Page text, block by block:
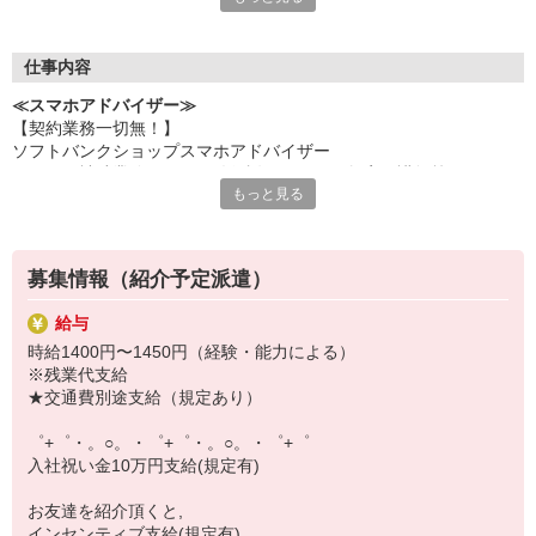
優しい人間関係がある場所ばかり！
【選べるお仕事いろいろ】
￣￣￣￣￣￣￣￣￣￣￣
事務、経理、データ入力、コールセンター、受付
機械/食品製造・梱包・仕分け・加工・組立・検査
▼美容系
眉毛サロンのアイブロウ・ネイリスト・エステ
▼営業・販売
法人営業・アパレル販売・個別指導塾・人材紹介
▼人気案件も多数♪
短期・期間限定・オープニング・官公庁案件
上場/優良/大手企業など
【スマホ面接実施中】
￣￣￣￣￣￣￣￣￣
自宅に居ながらスマホでカンタン面接OK！
オンライン面談なのでスピード対応。
仕事内容
≪スマホアドバイザー≫
【契約業務一切無！】
ソフトバンクショップスマホアドバイザー
※未経験大歓迎、幅広い年齢層活躍！
もっと見る
募集情報（紹介予定派遣）
給与
時給1400円〜1450円（経験・能力による）
※残業代支給
★交通費別途支給（規定あり）
゜+゜・。○。・゜+゜・。○。・゜+゜
入社祝い金10万円支給(規定有)
お友達を紹介頂くと,